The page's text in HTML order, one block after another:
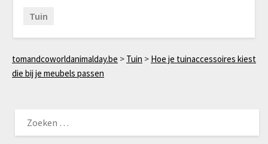
Tuin
tomandcoworldanimalday.be > Tuin > Hoe je tuinaccessoires kiest
die bij je meubels passen
NAAR: